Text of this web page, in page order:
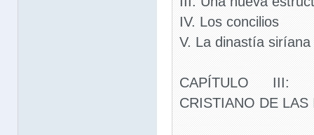
IV. Los concilios
V. La dinastía siríana
CAPÍTULO III:
CRISTIANO DE LAS